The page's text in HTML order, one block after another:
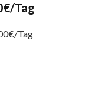
Tag
Tag